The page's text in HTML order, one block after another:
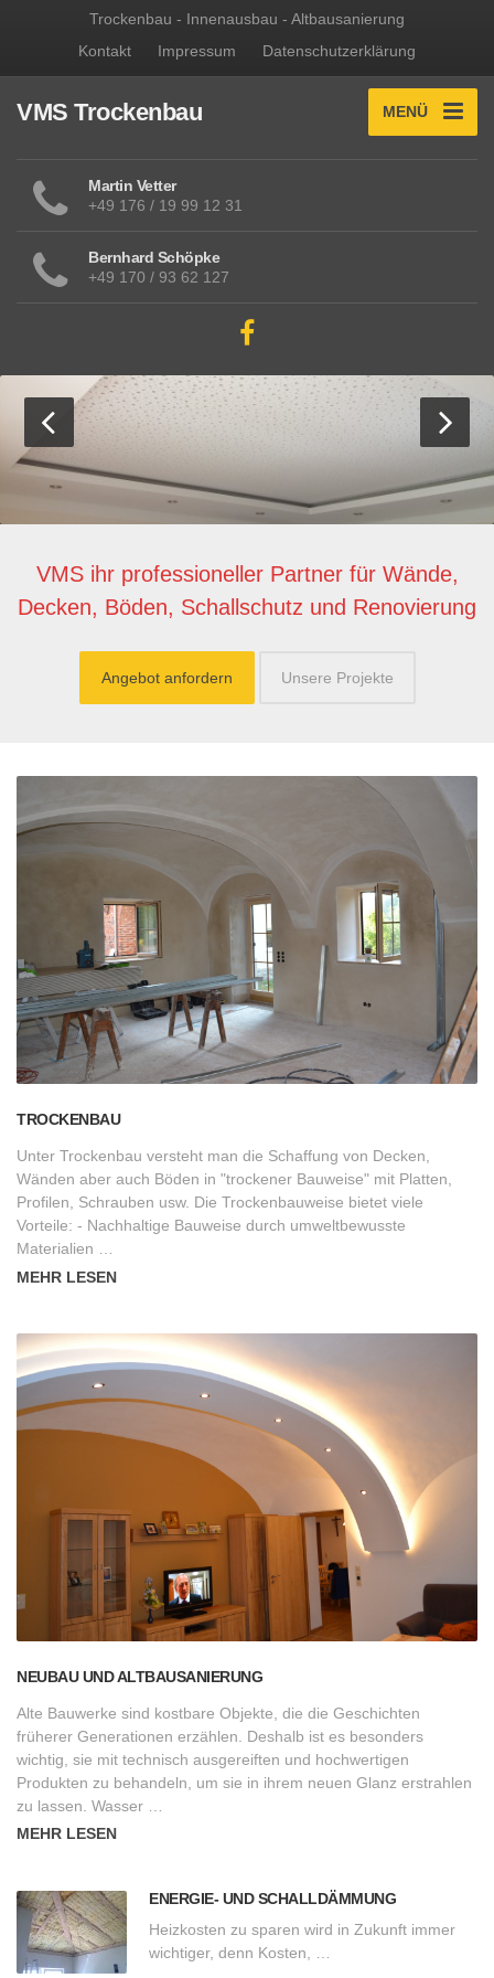
Trockenbau - Innenausbau - Altbausanierung
Kontakt
Impressum Datenschutzerklärung
VMS Trockenbau MENÜ
Martin Vetter
+49 176 / 19 99 12 31
Bernhard Schöpke
+49 170 / 93 62 127
VMS ihr professioneller Partner für Wände,
Decken, Böden, Schallschutz und Renovierung
Angebot anfordern Unsere Projekte
TROCKENBAU
Unter Trockenbau versteht man die Schaffung von Decken,
Wänden aber auch Böden in "trockener Bauweise" mit Platten,
Profilen, Schrauben usw. Die Trockenbauweise bietet viele
Vorteile: - Nachhaltige Bauweise durch umweltbewusste
Materialien …
MEHR LESEN
NEUBAU UND ALTBAUSANIERUNG
Alte Bauwerke sind kostbare Objekte, die die Geschichten
früherer Generationen erzählen. Deshalb ist es besonders
wichtig, sie mit technisch ausgereiften und hochwertigen
Produkten zu behandeln, um sie in ihrem neuen Glanz erstrahlen
zu lassen. Wasser …
MEHR LESEN
ENERGIE- UND SCHALLDÄMMUNG
Heizkosten zu sparen wird in Zukunft immer
wichtiger, denn Kosten, …